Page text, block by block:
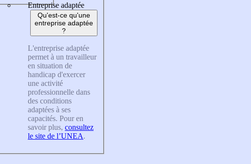
Entreprise adaptée
Qu'est-ce qu'une
entreprise adaptée
?
L'entreprise adaptée
permet à un travailleur
en situation de
handicap d'exercer
une activité
professionnelle dans
des conditions
adaptées à ses
capacités. Pour en
savoir plus, consultez
le site de l’UNEA.